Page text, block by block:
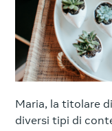
Maria, la titolare
diversi tipi di